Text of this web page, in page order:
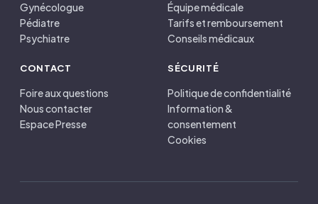
Gynécologue
Pédiatre
Psychiatre
Équipe médicale
Tarifs et remboursement
Conseils médicaux
CONTACT
Foire aux questions
Nous contacter
Espace Presse
SÉCURITÉ
Politique de confidentialité
Information &
consentement
Cookies